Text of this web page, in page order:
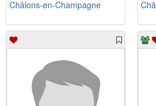
Châlons-en-Champagne